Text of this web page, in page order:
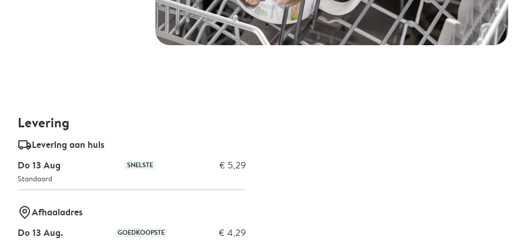
Levering
delivery_standard_v2Levering aan huis
Do 13 Aug
SNELSTE € 5,29
Standaard
marker-pinAfhaaladres
Do 13 Aug.
GOEDKOOPSTE € 4,29